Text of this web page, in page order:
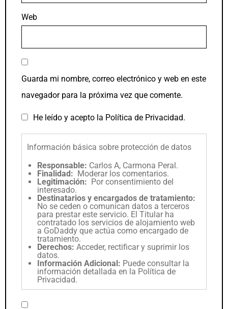
Web
Guarda mi nombre, correo electrónico y web en este
navegador para la próxima vez que comente.
He leído y acepto la Política de Privacidad.
Información básica sobre protección de datos
Responsable: Carlos A, Carmona Peral.
Finalidad: Moderar los comentarios.
Legitimación: Por consentimiento del
interesado.
Destinatarios y encargados de tratamiento:
No se ceden o comunican datos a terceros
para prestar este servicio. El Titular ha
contratado los servicios de alojamiento web
a GoDaddy que actúa como encargado de
tratamiento.
Derechos: Acceder, rectificar y suprimir los
datos.
Información Adicional: Puede consultar la
información detallada en la Política de
Privacidad.